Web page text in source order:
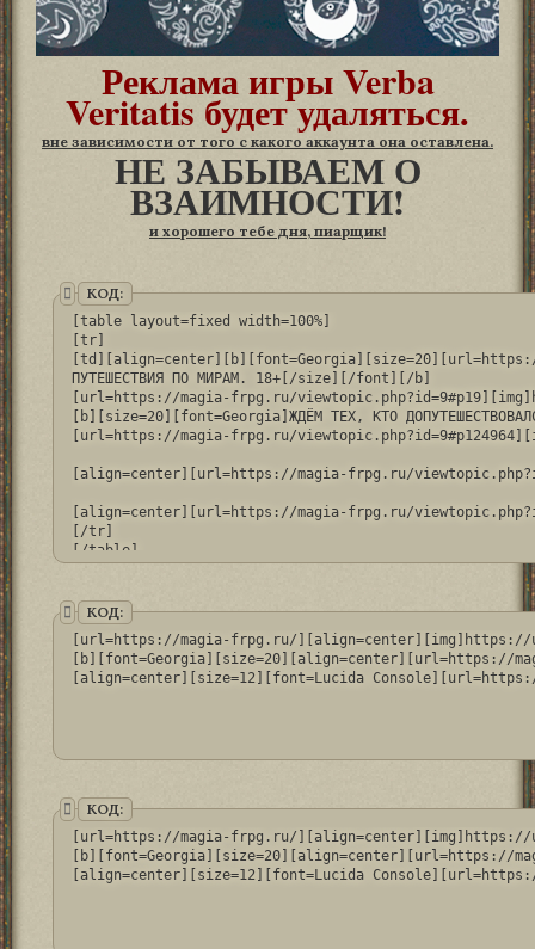
Реклама игры Verba
Veritatis будет удаляться.
вне зависимости от того с какого аккаунта она оставлена.
НЕ ЗАБЫВАЕМ О
ВЗАИМНОСТИ!
и хорошего тебе дня, пиарщик!
КОД:
[table layout=fixed width=100%]
[tr]
ПУТЕШЕСТВИЯ ПО МИРАМ. 18+[/size][/font][/b]
[url=https://magia-frpg.ru/
[b][size=20][font=Georgia]ЖДЁМ ТЕХ, КТО
[url=https://magia-frpg.ru/
[align=center][url=https://magia-frpg.ru/
[align=center][url=https://magia-frpg.ru/
[/tr]
[/table]
КОД:
[url=https://magia-frpg.ru/
[b][font=Georgia][size=20][align=center][url=https://
[align=center][size=12][font=Lucida
КОД:
[url=https://magia-frpg.ru/
[b][font=Georgia][size=20][align=center][url=https://
[align=center][size=12][font=Lucida